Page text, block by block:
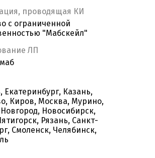
проводящая КИ
с ограниченной
"Мабскейл"
ЛП
Екатеринбург, Казань,
Киров, Москва, Мурино,
Новосибирск,
Рязань, Санкт-
Смоленск, Челябинск,